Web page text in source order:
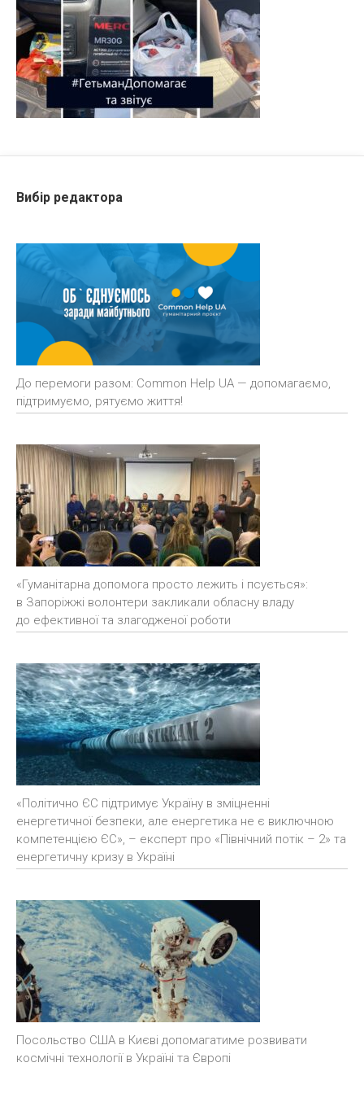
Вибір редактора
До перемоги разом: Common Help UA — допомагаємо,
підтримуємо, рятуємо життя!
«Гуманітарна допомога просто лежить і псується»:
в Запоріжжі волонтери закликали обласну владу
до ефективної та злагодженої роботи
«Політично ЄС підтримує Україну в зміцненні
енергетичної безпеки, але енергетика не є виключною
компетенцією ЄС», – експерт про «Північний потік – 2» та
енергетичну кризу в Україні
Посольство США в Києві допомагатиме розвивати
космічні технології в Україні та Європі